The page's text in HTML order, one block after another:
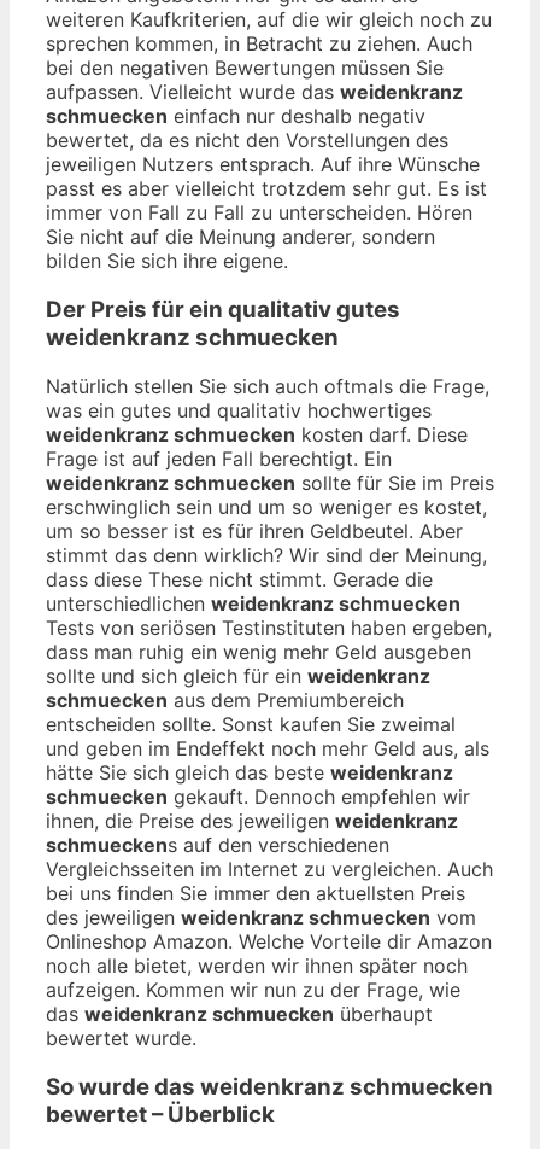
weiteren Kaufkriterien, auf die wir gleich noch zu
sprechen kommen, in Betracht zu ziehen. Auch
bei den negativen Bewertungen müssen Sie
aufpassen. Vielleicht wurde das weidenkranz
schmuecken einfach nur deshalb negativ
bewertet, da es nicht den Vorstellungen des
jeweiligen Nutzers entsprach. Auf ihre Wünsche
passt es aber vielleicht trotzdem sehr gut. Es ist
immer von Fall zu Fall zu unterscheiden. Hören
Sie nicht auf die Meinung anderer, sondern
bilden Sie sich ihre eigene.
Der Preis für ein qualitativ gutes
weidenkranz schmuecken
Natürlich stellen Sie sich auch oftmals die Frage,
was ein gutes und qualitativ hochwertiges
weidenkranz schmuecken kosten darf. Diese
Frage ist auf jeden Fall berechtigt. Ein
weidenkranz schmuecken sollte für Sie im Preis
erschwinglich sein und um so weniger es kostet,
um so besser ist es für ihren Geldbeutel. Aber
stimmt das denn wirklich? Wir sind der Meinung,
dass diese These nicht stimmt. Gerade die
unterschiedlichen weidenkranz schmuecken
Tests von seriösen Testinstituten haben ergeben,
dass man ruhig ein wenig mehr Geld ausgeben
sollte und sich gleich für ein weidenkranz
schmuecken aus dem Premiumbereich
entscheiden sollte. Sonst kaufen Sie zweimal
und geben im Endeffekt noch mehr Geld aus, als
hätte Sie sich gleich das beste weidenkranz
schmuecken gekauft. Dennoch empfehlen wir
ihnen, die Preise des jeweiligen weidenkranz
schmueckens auf den verschiedenen
Vergleichsseiten im Internet zu vergleichen. Auch
bei uns finden Sie immer den aktuellsten Preis
des jeweiligen weidenkranz schmuecken vom
Onlineshop Amazon. Welche Vorteile dir Amazon
noch alle bietet, werden wir ihnen später noch
aufzeigen. Kommen wir nun zu der Frage, wie
das weidenkranz schmuecken überhaupt
bewertet wurde.
So wurde das weidenkranz schmuecken
bewertet – Überblick